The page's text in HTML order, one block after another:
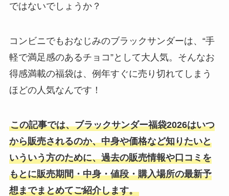
ではないでしょうか？
コンビニでもおなじみのブラックサンダーは、“手
軽で満足感のあるチョコ”として大人気。そんなお
得感満載の福袋は、例年すぐに売り切れてしまう
ほどの人気なんです！
この記事では、ブラックサンダー福袋2026はいつ
から販売されるのか、中身や価格など知りたいと
いういう方のために、過去の販売情報や口コミを
もとに販売期間・中身・値段・購入場所の最新予
想までまとめてご紹介します。